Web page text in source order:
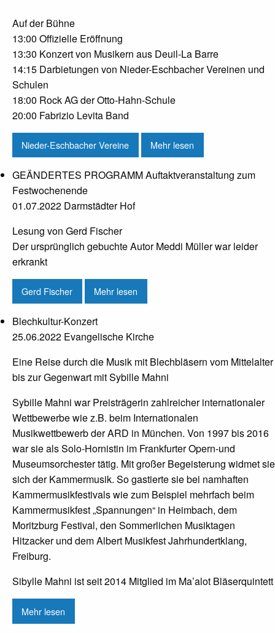
Auf der Bühne
13:00 Offizielle Eröffnung
13:30 Konzert von Musikern aus Deuil-La Barre
14:15 Darbietungen von Nieder-Eschbacher Vereinen und
Schulen
18:00 Rock AG der Otto-Hahn-Schule
20:00 Fabrizio Levita Band
Nieder-Eschbacher Vereine Mehr lesen
GEÄNDERTES PROGRAMM Auftaktveranstaltung zum
Festwochenende
01.07.2022 Darmstädter Hof
Lesung von Gerd Fischer
Der ursprünglich gebuchte Autor Meddi Müller war leider
erkrankt
Gerd Fischer Mehr lesen
Blechkultur-Konzert
25.06.2022 Evangelische Kirche
Eine Reise durch die Musik mit Blechbläsern vom Mittelalter
bis zur Gegenwart mit Sybille Mahni
Sybille Mahni war Preisträgerin zahlreicher internationaler
Wettbewerbe wie z.B. beim Internationalen
Musikwettbewerb der ARD in München. Von 1997 bis 2016
war sie als Solo-Hornistin im Frankfurter Opern-und
Museumsorchester tätig. Mit großer Begeisterung widmet sie
sich der Kammermusik. So gastierte sie bei namhaften
Kammermusikfestivals wie zum Beispiel mehrfach beim
Kammermusikfest „Spannungen“ in Heimbach, dem
Moritzburg Festival, den Sommerlichen Musiktagen
Hitzacker und dem Albert Musikfest Jahrhundertklang,
Freiburg.
Sibylle Mahni ist seit 2014 Mitglied im Ma’alot Bläserquintett
Mehr lesen